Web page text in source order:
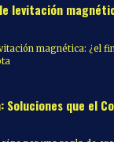
levitación
magnética: ¿el
Soluciones que el